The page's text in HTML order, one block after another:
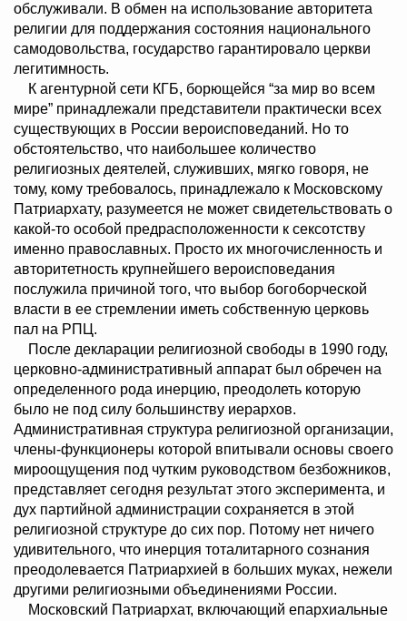
обслуживали. В обмен на использование авторитета
религии для поддержания состояния национального
самодовольства, государство гарантировало церкви
легитимность.
К агентурной сети КГБ, борющейся “за мир во всем
мире” принадлежали представители практически всех
существующих в России вероисповеданий. Но то
обстоятельство, что наибольшее количество
религиозных деятелей, служивших, мягко говоря, не
тому, кому требовалось, принадлежало к Московскому
Патриархату, разумеется не может свидетельствовать о
какой-то особой предрасположенности к сексотству
именно православных. Просто их многочисленность и
авторитетность крупнейшего вероисповедания
послужила причиной того, что выбор богоборческой
власти в ее стремлении иметь собственную церковь
пал на РПЦ.
После декларации религиозной свободы в 1990 году,
церковно-административный аппарат был обречен на
определенного рода инерцию, преодолеть которую
было не под силу большинству иерархов.
Административная структура религиозной организации,
члены-функционеры которой впитывали основы своего
мироощущения под чутким руководством безбожников,
представляет сегодня результат этого эксперимента, и
дух партийной администрации сохраняется в этой
религиозной структуре до сих пор. Потому нет ничего
удивительного, что инерция тоталитарного сознания
преодолевается Патриархией в больших муках, нежели
другими религиозными объединениями России.
Московский Патриархат, включающий епархиальные